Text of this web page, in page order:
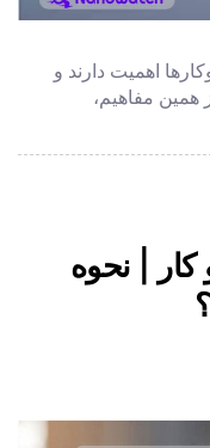
اهمیت دارند و
همین مفاهیم،
| نحوه